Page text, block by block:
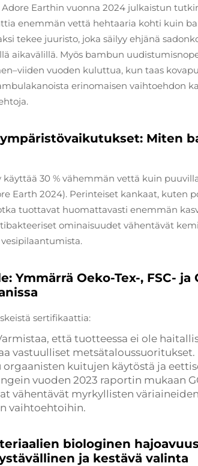
Adore Earthin vuonna 2024 julkaistun
enemmän vettä hehtaaria kohti kuin
tekee juuristo, joka säilyy ehjänä
aikavälillä. Myös bambun
vuoden kuluttua, kun taas
erinomaisen vaihtoehdon
Miten
30 % vähemmän vettä kuin
Earth 2024). Perinteiset kankaat, kuten
tuottavat huomattavasti enemmän
ominaisuudet vähentävät
Ymmärrä Oeko-Tex-, FSC-
sertifikaattia:
että tuotteessa ei ole
vastuulliset metsätaloussuoritukset.
orgaanisten kuitujen käytöstä ja
vuoden 2023 raportin mukaan
vähentävät myrkyllisten
vaihtoehtoihin.
biologinen
ja kestävä valinta